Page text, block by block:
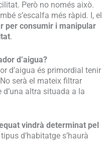
Però no només això.
s’escalfa més ràpid. I, el
per consumir i manipular
.
d’aigua?
d’aigua és primordial tenir
serà el mateix filtrar
d’una altra situada a la
vindrà determinat pel
d’habitatge s’haurà